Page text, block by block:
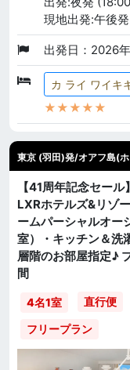
現地出発:午後
出発日：2026
カ ライ ワイキ
★★★★★
東京 (羽田)発/オアフ島(
【41周年記念セー
LXRホテルズ&リゾ
ームパーシャルオー
室）・キッチン＆洗
層階のお部屋指定♪
間
4名1室 直行便
フリープラン